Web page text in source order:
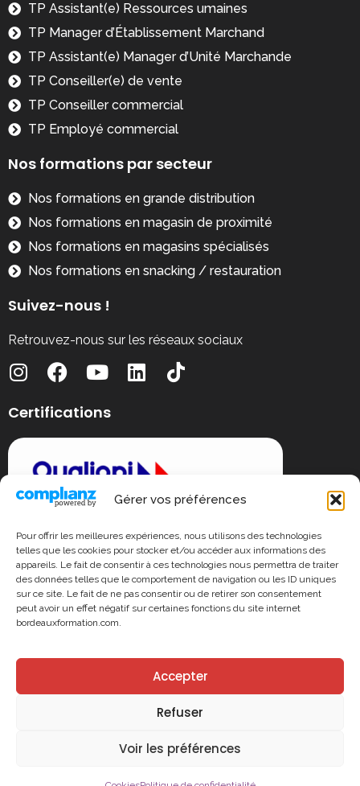
Gérer vos préférences
Pour offrir les meilleures expériences, nous utilisons des technologies
telles que les cookies pour stocker et/ou accéder aux informations des
appareils. Le fait de consentir à ces technologies nous permettra de traiter
des données telles que le comportement de navigation ou les ID uniques
sur ce site. Le fait de ne pas consentir ou de retirer son consentement
peut avoir un effet négatif sur certaines fonctions du site internet
bordeauxformation.com.
Accepter
Refuser
Voir les préférences
TP Assistant(e) Ressources umaines
TP Manager d’Établissement Marchand
TP Assistant(e) Manager d’Unité Marchande
TP Conseiller(e) de vente
TP Conseiller commercial
TP Employé commercial
Nos formations par secteur
Nos formations en grande distribution
Nos formations en magasin de proximité
Nos formations en magasins spécialisés
Nos formations en snacking / restauration
Suivez-nous !
Retrouvez-nous sur les réseaux sociaux
Certifications
La certification qualité a été délivrée au titre des catégories : actions de
formation et actions de formations par apprentissage.
Politique de confidentialité